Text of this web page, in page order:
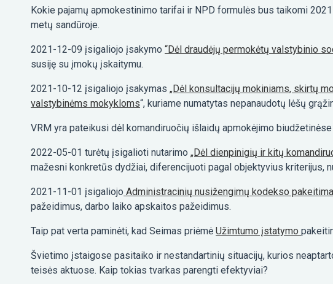
Kokie pajamų apmokestinimo tarifai ir NPD formulės bus taikomi
metų sandūroje.
2021-12-09 įsigaliojo įsakymo “Dėl draudėjų permokėtų valstybinio
susiję su įmokų įskaitymu.
2021-10-12 įsigaliojo įsakymas „Dėl konsultacijų mokiniams, skirtų
valstybinėms mokykloms“, kuriame numatytas nepanaudotų lėšų
VRM yra pateikusi dėl komandiruočių išlaidų apmokėjimo
2022-05-01 turėtų įsigalioti nutarimo „Dėl dienpinigių ir kitų
mažesni konkretūs dydžiai, diferencijuoti pagal objektyvius kriterijus,
2021-11-01 įsigaliojo Administracinių nusižengimų kodekso
pažeidimus, darbo laiko apskaitos pažeidimus.
Taip pat verta paminėti, kad Seimas priėmė Užimtumo įstatymo
Švietimo įstaigose pasitaiko ir nestandartinių situacijų, kurios
teisės aktuose. Kaip tokias tvarkas parengti efektyviai?